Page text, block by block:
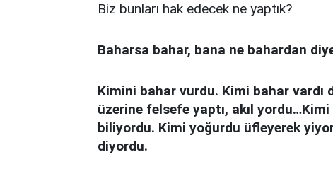
Biz bunları hak edecek ne yaptık?
Baharsa bahar, bana ne bahardan
Kimini bahar vurdu. Kimi bahar
üzerine felsefe yaptı, akıl
biliyordu. Kimi yoğurdu üfleyerek
diyordu.